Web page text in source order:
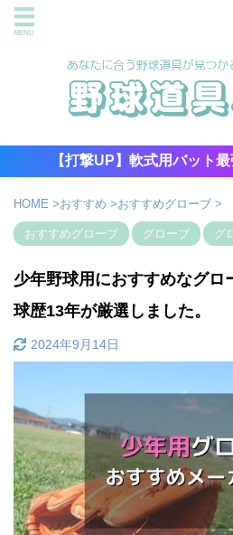
【打撃UP】軟式用バット
HOME >おすすめ >おすすめグローブ >
おすすめグローブ グローブ グ
少年野球用におすすめなグロ
球歴13年が厳選しました。
2024年9月14日